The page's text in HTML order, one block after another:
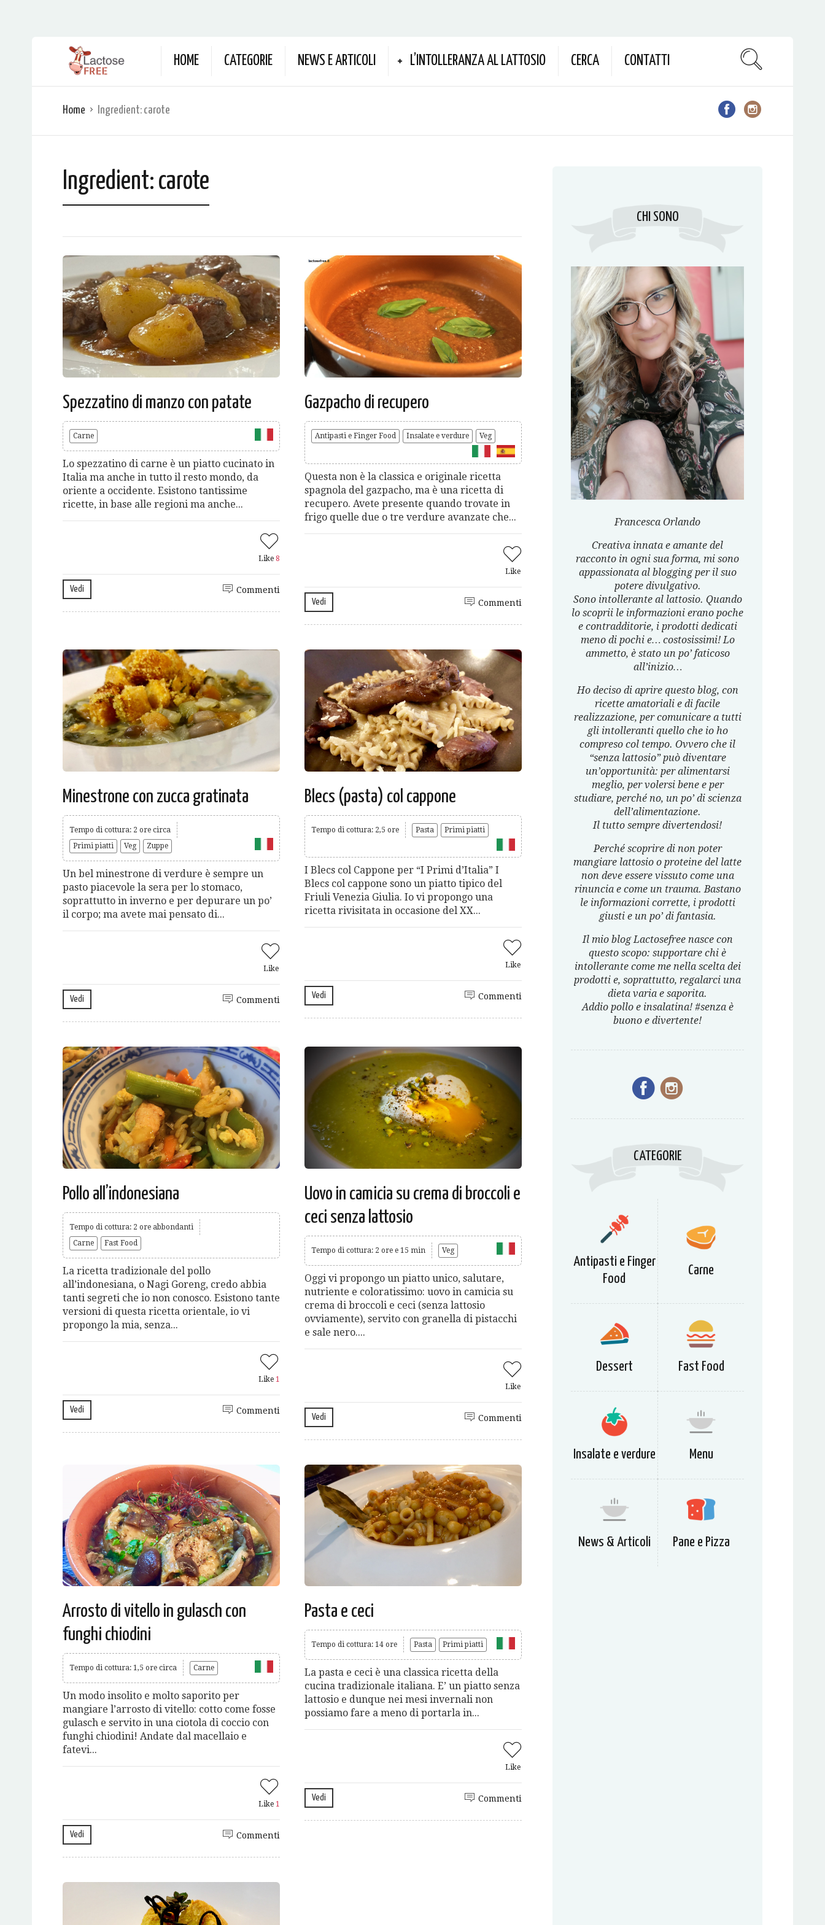
HOME CATEGORIE NEWS E ARTICOLI L’INTOLLERANZA AL LATTOSIO CERCA CONTATTI
Home Ingredient: carote
Ingredient: carote
Spezzatino di manzo con patate
Carne
Lo spezzatino di carne è un piatto cucinato in
Italia ma anche in tutto il resto mondo, da
oriente a occidente. Esistono tantissime
ricette, in base alle regioni ma anche...
Like 8
Vedi Commenti
Gazpacho di recupero
Antipasti e Finger Food Insalate e verdure Veg
Questa non è la classica e originale ricetta
spagnola del gazpacho, ma è una ricetta di
recupero. Avete presente quando trovate in
frigo quelle due o tre verdure avanzate che...
Like
Vedi Commenti
Minestrone con zucca gratinata
Tempo di cottura: 2 ore circa
Primi piatti
Veg Zuppe
Un bel minestrone di verdure è sempre un
pasto piacevole la sera per lo stomaco,
soprattutto in inverno e per depurare un po’
il corpo; ma avete mai pensato di...
Like
Vedi Commenti
Blecs (pasta) col cappone
Tempo di cottura: 2,5 ore Pasta Primi piatti
I Blecs col Cappone per “I Primi d’Italia” I
Blecs col cappone sono un piatto tipico del
Friuli Venezia Giulia. Io vi propongo una
ricetta rivisitata in occasione del XX...
Like
Vedi Commenti
Pollo all’indonesiana
Tempo di cottura: 2 ore abbondanti
Carne
Fast Food
La ricetta tradizionale del pollo
all’indonesiana, o Nagi Goreng, credo abbia
tanti segreti che io non conosco. Esistono tante
versioni di questa ricetta orientale, io vi
propongo la mia, senza...
Like 1
Vedi Commenti
Uovo in camicia su crema di broccoli e
ceci senza lattosio
Tempo di cottura: 2 ore e 15 min Veg
Oggi vi propongo un piatto unico, salutare,
nutriente e coloratissimo: uovo in camicia su
crema di broccoli e ceci (senza lattosio
ovviamente), servito con granella di pistacchi
e sale nero....
Like
Vedi Commenti
Arrosto di vitello in gulasch con
funghi chiodini
Tempo di cottura: 1,5 ore circa Carne
Un modo insolito e molto saporito per
mangiare l’arrosto di vitello: cotto come fosse
gulasch e servito in una ciotola di coccio con
funghi chiodini! Andate dal macellaio e
fatevi...
Like 1
Vedi Commenti
Pasta e ceci
Tempo di cottura: 14 ore Pasta Primi piatti
La pasta e ceci è una classica ricetta della
cucina tradizionale italiana. E’ un piatto senza
lattosio e dunque nei mesi invernali non
possiamo fare a meno di portarla in...
Like
Vedi Commenti
CHI SONO
Francesca Orlando
Creativa innata e amante del
racconto in ogni sua forma, mi sono
appassionata al blogging per il suo
potere divulgativo.
Sono intollerante al lattosio. Quando
lo scoprii le informazioni erano poche
e contradditorie, i prodotti dedicati
meno di pochi e… costosissimi! Lo
ammetto, è stato un po’ faticoso
all’inizio…
Ho deciso di aprire questo blog, con
ricette amatoriali e di facile
realizzazione, per comunicare a tutti
gli intolleranti quello che io ho
compreso col tempo. Ovvero che il
“senza lattosio” può diventare
un’opportunità: per alimentarsi
meglio, per volersi bene e per
studiare, perché no, un po’ di scienza
dell’alimentazione.
Il tutto sempre divertendosi!
Perché scoprire di non poter
mangiare lattosio o proteine del latte
non deve essere vissuto come una
rinuncia e come un trauma. Bastano
le informazioni corrette, i prodotti
giusti e un po’ di fantasia.
Il mio blog Lactosefree nasce con
questo scopo: supportare chi è
intollerante come me nella scelta dei
prodotti e, soprattutto, regalarci una
dieta varia e saporita.
Addio pollo e insalatina! #senza è
buono e divertente!
CATEGORIE
Antipasti e Finger
Food
Carne
Dessert Fast Food
Insalate e verdure Menu
News & Articoli Pane e Pizza